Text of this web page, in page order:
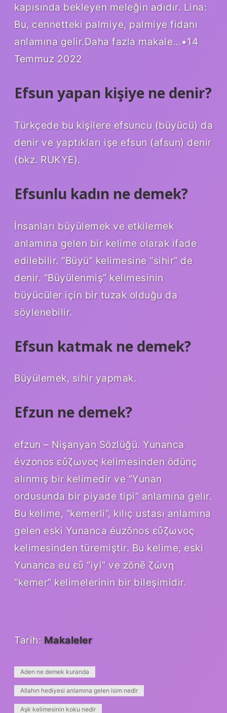
kapısında bekleyen meleğin adıdır. Lina:
Bu, cennetteki palmiye, palmiye fidanı
anlamına gelir.Daha fazla makale…•14
Temmuz 2022
Efsun yapan kişiye ne denir?
Türkçede bu kişilere efsuncu (büyücü) da
denir ve yaptıkları işe efsun (afsun) denir
(bkz. RUKYE).
Efsunlu kadın ne demek?
İnsanları büyülemek ve etkilemek
anlamına gelen bir kelime olarak ifade
edilebilir. “Büyü” kelimesine “sihir” de
denir. “Büyülenmiş” kelimesinin
büyücüler için bir tuzak olduğu da
söylenebilir.
Efsun katmak ne demek?
Büyülemek, sihir yapmak.
Efzun ne demek?
efzun – Nişanyan Sözlüğü. Yunanca
évzonos εὔζωνος kelimesinden ödünç
alınmış bir kelimedir ve “Yunan
ordusunda bir piyade tipi” anlamına gelir.
Bu kelime, “kemerli”, kılıç ustası anlamına
gelen eski Yunanca éuzōnos εὔζωνος
kelimesinden türemiştir. Bu kelime, eski
Yunanca eu εῦ “iyi” ve zōnē ζώνη
“kemer” kelimelerinin bir bileşimidir.
Tarih: Makaleler
Aden ne demek kuranda
Allahın hediyesi anlamına gelen isim nedir
Aşk kelimesinin koku nedir